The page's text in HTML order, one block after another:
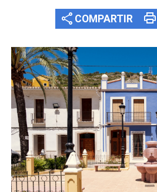
share COMPARTIR print